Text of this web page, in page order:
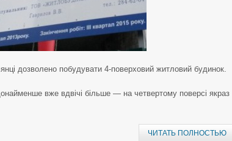
дозволено побудувати 4-поверховий житловий будинок.
вже вдвічі більше — на четвертому поверсі якраз
ЧИТАТЬ ПОЛНОСТЬЮ